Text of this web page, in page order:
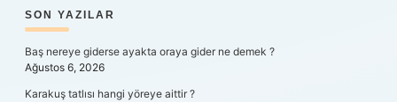
SIDEBAR
SON YAZILAR
Baş nereye giderse ayakta oraya gider ne demek ?
Ağustos 6, 2026
Karakuş tatlısı hangi yöreye aittir ?